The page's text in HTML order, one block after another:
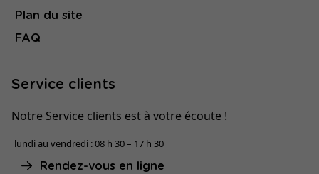
Plan du site
FAQ
Service clients
Notre Service clients est à votre écoute !
lundi au vendredi : 08 h 30 – 17 h 30
Rendez-vous en ligne